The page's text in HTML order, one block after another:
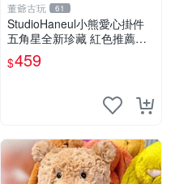
董爺古玩 61
StudioHaneul小熊愛心掛件
五角星全新珍藏 紅色推薦收
藏 玩具掛飾 掛件 新品
$459